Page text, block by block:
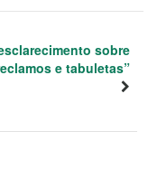
sobre
e tabuletas”